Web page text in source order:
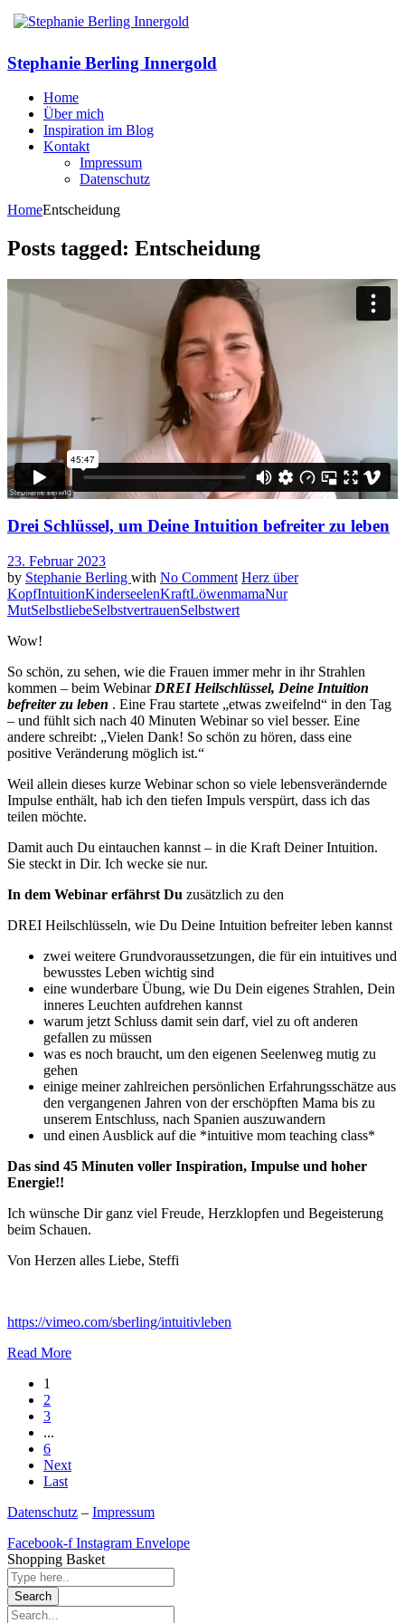
Stephanie Berling Innergold
Home
Über mich
Inspiration im Blog
Kontakt
Impressum
Datenschutz
HomeEntscheidung
Posts tagged: Entscheidung
Drei Schlüssel, um Deine Intuition befreiter zu leben
23. Februar 2023
by Stephanie Berling with No Comment Herz über
KopfIntuitionKinderseelenKraftLöwenmamaNur
MutSelbstliebeSelbstvertrauenSelbstwert
Wow!
So schön, zu sehen, wie die Frauen immer mehr in ihr Strahlen
kommen – beim Webinar DREI Heilschlüssel, Deine Intuition
befreiter zu leben . Eine Frau startete „etwas zweifelnd“ in den Tag
– und fühlt sich nach 40 Minuten Webinar so viel besser. Eine
andere schreibt: „Vielen Dank! So schön zu hören, dass eine
positive Veränderung möglich ist.“
Weil allein dieses kurze Webinar schon so viele lebensverändernde
Impulse enthält, hab ich den tiefen Impuls verspürt, dass ich das
teilen möchte.
Damit auch Du eintauchen kannst – in die Kraft Deiner Intuition.
Sie steckt in Dir. Ich wecke sie nur.
In dem Webinar erfährst Du zusätzlich zu den
DREI Heilschlüsseln, wie Du Deine Intuition befreiter leben kannst
zwei weitere Grundvoraussetzungen, die für ein intuitives und
bewusstes Leben wichtig sind
eine wunderbare Übung, wie Du Dein eigenes Strahlen, Dein
inneres Leuchten aufdrehen kannst
warum jetzt Schluss damit sein darf, viel zu oft anderen
gefallen zu müssen
was es noch braucht, um den eigenen Seelenweg mutig zu
gehen
einige meiner zahlreichen persönlichen Erfahrungsschätze aus
den vergangenen Jahren von der erschöpften Mama bis zu
unserem Entschluss, nach Spanien auszuwandern
und einen Ausblick auf die *intuitive mom teaching class*
Das sind 45 Minuten voller Inspiration, Impulse und hoher
Energie!!
Ich wünsche Dir ganz viel Freude, Herzklopfen und Begeisterung
beim Schauen.
Von Herzen alles Liebe, Steffi
https://vimeo.com/sberling/intuitivleben
Read More
1
2
3
...
6
Next
Last
Datenschutz – Impressum
Facebook-f Instagram Envelope
Shopping Basket